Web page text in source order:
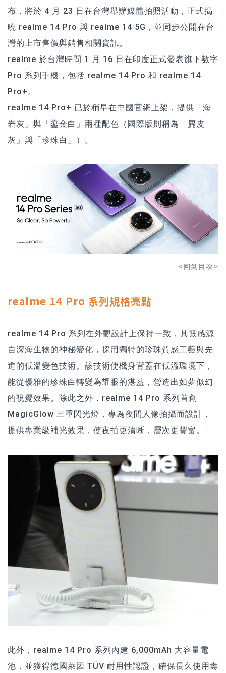
布，將於 4 月 23 日在台灣舉辦媒體拍照活動，正式揭
曉 realme 14 Pro 與 realme 14 5G，並同步公開在台
灣的上市售價與銷售相關資訊。
realme 於台灣時間 1 月 16 日在印度正式發表旗下數字
Pro 系列手機，包括 realme 14 Pro 和 realme 14
Pro+。
realme 14 Pro+ 已於稍早在中國官網上架，提供「海
岩灰」與「鎏金白」兩種配色（國際版則稱為「麂皮
灰」與「珍珠白」）。
<回到目次>
realme 14 Pro 系列規格亮點
realme 14 Pro 系列在外觀設計上保持一致，其靈感源
自深海生物的神秘變化，採用獨特的珍珠質感工藝與先
進的低溫變色技術。該技術使機身背蓋在低溫環境下，
能從優雅的珍珠白轉變為耀眼的湛藍，營造出如夢似幻
的視覺效果。除此之外，realme 14 Pro 系列首創
MagicGlow 三重閃光燈，專為夜間人像拍攝而設計，
提供專業級補光效果，使夜拍更清晰，層次更豐富。
此外，realme 14 Pro 系列內建 6,000mAh 大容量電
池，並獲得德國萊因 TÜV 耐用性認證，確保長久使用壽